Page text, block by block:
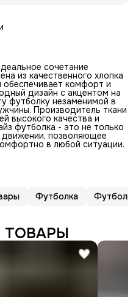
сочетание
из качественного хлопка
комфорт и
дизайн с акцентом на
футболку незаменимой в
Производитель ткани
высокого качества и
футболка - это не только
позволяющее
в любой ситуации.
Футболка